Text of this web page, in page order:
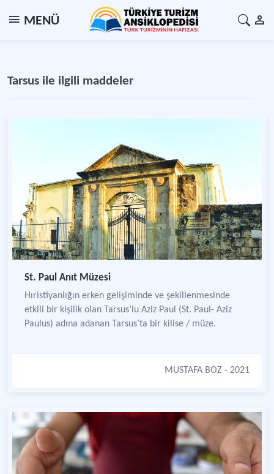
MENÜ
Tarsus ile ilgili maddeler
St. Paul Anıt Müzesi
Hıristiyanlığın erken gelişiminde ve şekillenmesinde
etkili bir kişilik olan Tarsus’lu Aziz Paul (St. Paul- Aziz
Paulus) adına adanan Tarsus’ta bir kilise / müze.
MUSTAFA BOZ - 2021